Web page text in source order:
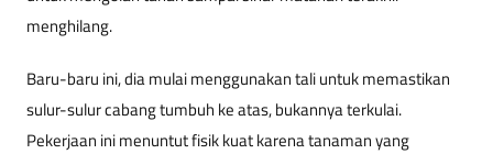
menghilang.
Baru-baru ini, dia mulai menggunakan tali untuk memastikan
sulur-sulur cabang tumbuh ke atas, bukannya terkulai.
Pekerjaan ini menuntut fisik kuat karena tanaman yang